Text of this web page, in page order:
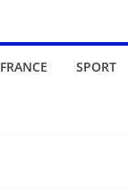
FRANCE SPORT